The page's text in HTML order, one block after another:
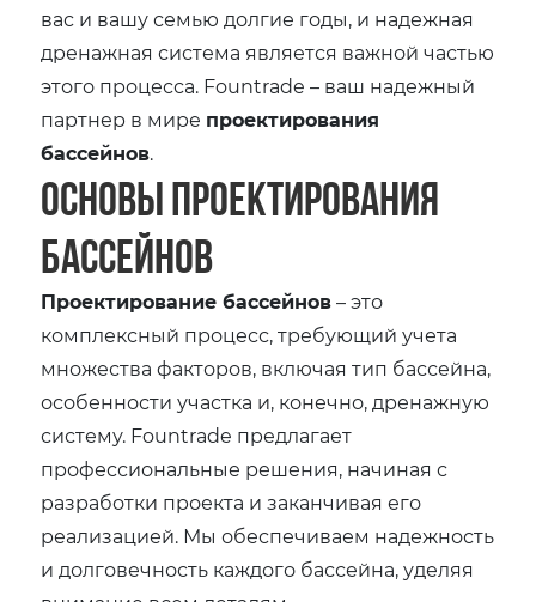
вас и вашу семью долгие годы, и надежная
дренажная система является важной частью
этого процесса. Fountrade – ваш надежный
партнер в мире проектирования
бассейнов.
Основы проектирования
бассейнов
Проектирование бассейнов– это
комплексный процесс, требующий учета
множества факторов, включая тип бассейна,
особенности участка и, конечно, дренажную
систему. Fountrade предлагает
профессиональные решения, начиная с
разработки проекта и заканчивая его
реализацией. Мы обеспечиваем надежность
и долговечность каждого бассейна, уделяя